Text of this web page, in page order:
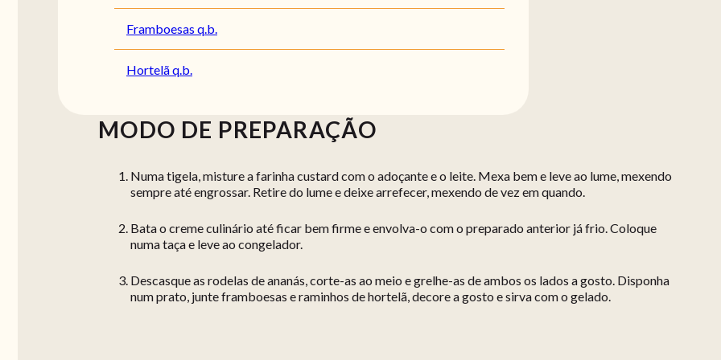
Framboesas q.b.
Hortelã q.b.
MODO DE PREPARAÇÃO
Numa tigela, misture a farinha custard com o adoçante e o leite. Mexa bem e leve ao lume, mexendo
sempre até engrossar. Retire do lume e deixe arrefecer, mexendo de vez em quando.
Bata o creme culinário até ficar bem firme e envolva-o com o preparado anterior já frio. Coloque
numa taça e leve ao congelador.
Descasque as rodelas de ananás, corte-as ao meio e grelhe-as de ambos os lados a gosto. Disponha
num prato, junte framboesas e raminhos de hortelã, decore a gosto e sirva com o gelado.